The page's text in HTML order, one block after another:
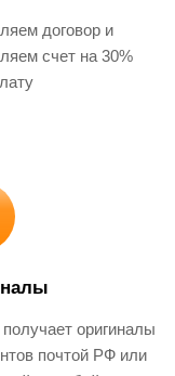
договор и
счет на 30%
оригиналы
почтой РФ или